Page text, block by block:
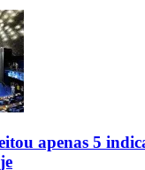
apenas 5